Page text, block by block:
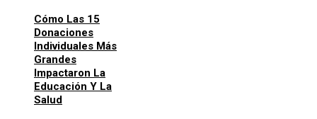
Cómo Las 15
Donaciones
Individuales Más
Grandes
Impactaron La
Educación Y La
Salud